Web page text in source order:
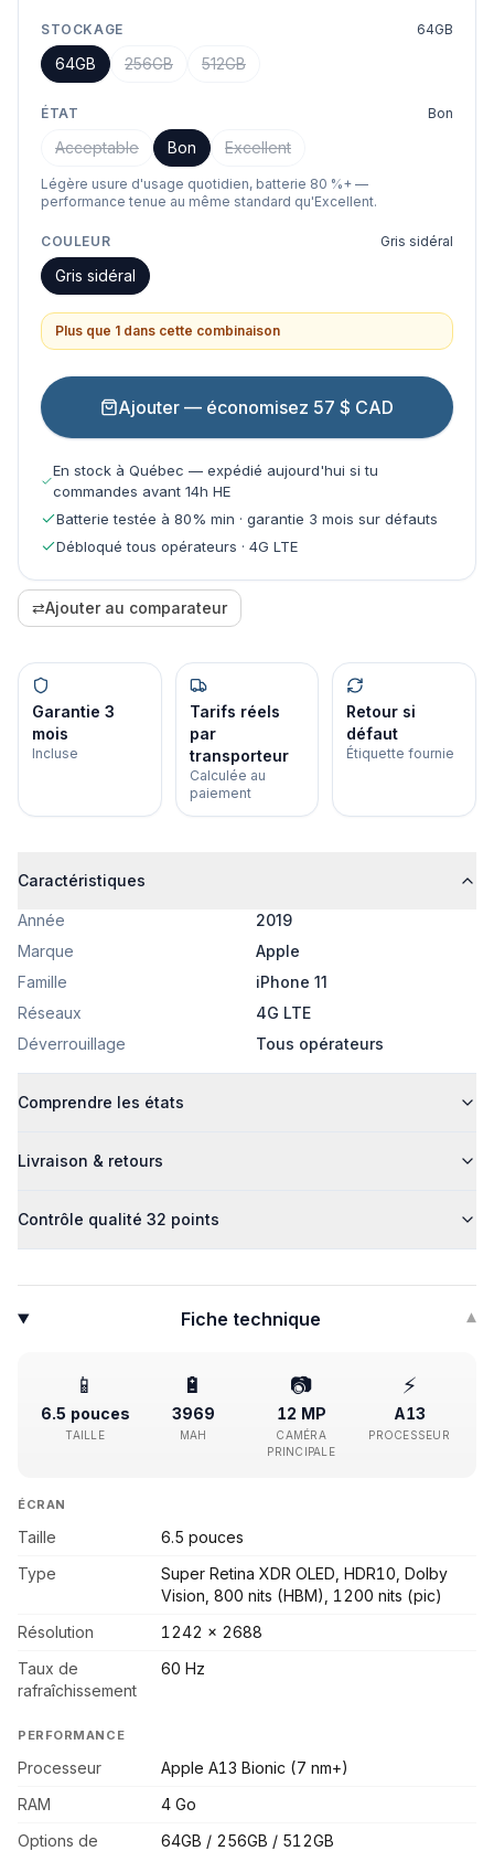
STOCKAGE 64GB
64GB 256GB 512GB
ÉTAT Bon
Acceptable Bon Excellent
Légère usure d'usage quotidien, batterie 80 %+ —
performance tenue au même standard qu'Excellent.
COULEUR Gris sidéral
Gris sidéral
Plus que 1 dans cette combinaison
Ajouter — économisez 57 $ CAD
En stock à Québec — expédié aujourd'hui si tu
commandes avant 14h HE
Batterie testée à 80% min · garantie 3 mois sur défauts
Débloqué tous opérateurs · 4G LTE
⇄Ajouter au comparateur
Garantie 3
mois
Incluse
Tarifs réels
par
transporteur
Calculée au
paiement
Retour si
défaut
Étiquette fournie
Caractéristiques
Année
2019
Marque
Apple
Famille
iPhone 11
Réseaux
4G LTE
Déverrouillage
Tous opérateurs
Comprendre les états
Livraison & retours
Contrôle qualité 32 points
Fiche technique ▾
📱
6.5 pouces
TAILLE
🔋
3969
MAH
📷
12 MP
CAMÉRA
PRINCIPALE
⚡
A13
PROCESSEUR
ÉCRAN
Taille
6.5 pouces
Type
Super Retina XDR OLED, HDR10, Dolby
Vision, 800 nits (HBM), 1200 nits (pic)
Résolution
1242 x 2688
Taux de
rafraîchissement
60 Hz
PERFORMANCE
Processeur
Apple A13 Bionic (7 nm+)
RAM
4 Go
Options de
64GB / 256GB / 512GB